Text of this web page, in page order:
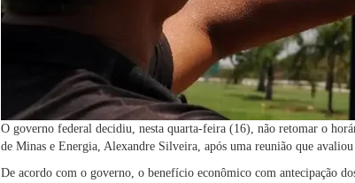
O governo federal decidiu, nesta quarta-feira (16), não retomar o
de Minas e Energia, Alexandre Silveira, após uma reunião que
De acordo com o governo, o benefício econômico com antecipação